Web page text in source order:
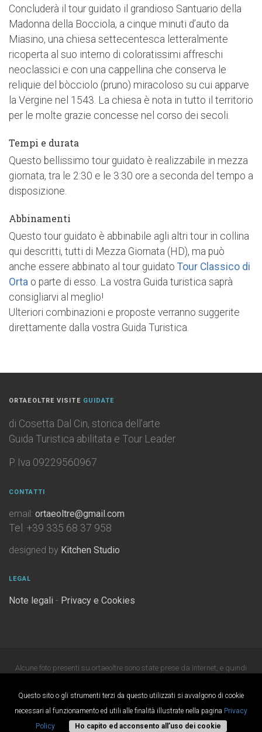
Concluderà il tour guidato il grandioso Santuario della
Madonna della Bocciola, a cinque minuti d’auto da
Miasino, una chiesa settecentesca letteralmente
ricoperta al suo interno di coloratissimi affreschi
neoclassici e con una cappellina che conserva le
reliquie del bòcciolo (pruno) miracoloso su cui apparve
la Vergine nel 1543. La chiesa è nota in tutto il territorio
per le molte grazie concesse nel corso dei secoli.
Tempi e durata
Questo bellissimo tour guidato è realizzabile in mezza
giornata, tra le 2:30 e le 3:30 ore a seconda del tempo a
disposizione.
Abbinamenti
Questo tour guidato è abbinabile agli altri tour in collina
qui descritti, tutti di Mezza Giornata (HD), ma può
anche essere abbinato al tour guidato Tour Classico di
Orta o parte di esso. La vostra Guida turistica saprà
consigliarvi al meglio!
Ulteriori combinazioni e proposte verranno suggerite
direttamente dalla vostra Guida Turistica.
ORTAEOLTRE VISITE GUIDATE
di Cosetta Dal Cin, storica dell’arte
Guida Turistica abilitata e Tour Leader
P. Iva 09229560967
CONTATTI
email: ortaeoltre@gmail.com
Tel. +39 335 68 37 958
designed by Kitchen Studio
LEGAL
Note legali - Privacy e Cookies
Alcune foto presenti su ortaeoltre sono state prese da Internet, e quindi
in contrario alla pubblicazione, non avranno che da segnalarlo alla
redazione che provvederà prontamente alla rimozione delle immagini
utilizzate.
Questo sito o gli strumenti terzi da questo utilizzati si avvalgono di cookie
necessari al funzionamento ed utili alle finalità illustrate nella pagina Privacy
Policy
Ho capito ed acconsento all’uso dei cookie